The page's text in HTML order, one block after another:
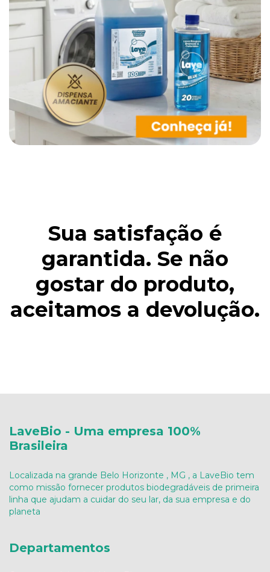
Sua satisfação é
garantida. Se não
gostar do produto,
aceitamos a devolução.
LaveBio - Uma empresa 100%
Brasileira
Localizada na grande Belo Horizonte , MG , a LaveBio tem
como missão fornecer produtos biodegradáveis de primeira
linha que ajudam a cuidar do seu lar, da sua empresa e do
planeta
Departamentos